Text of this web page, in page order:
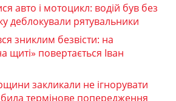
авто і мотоцикл: водій був без
деблокували рятувальники
зниклим безвісти: на
повертається Іван
закликали не ігнорувати
термінове попередження